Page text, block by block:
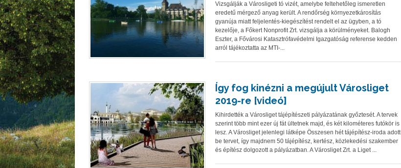
Vizsgálják a Városligeti tó vizét, amelybe feltehetőleg ismeretlen
eredetű mérgező anyag került. A rendőrség környezetkárosítás
gyanúja miatt feljelentés-kiegészítést rendelt el az ügyben, a tó
kezelője, a Főkert Nonprofit Zrt. vizsgálja a körülményeket. Balogh
Eszter, a Fővárosi Katasztrófavédelmi Igazgatóság referense kedden
arról tájékoztatta az MTI-...
Így fog kinézni a megújult Városliget
2019-re [videó]
Kihirdették a Városliget tájépítészeti pályázatának győztesét. A tervek
szerint több mint ezer új fát ültetnek majd, és két kilométeres futókör is
lesz. A Városliget jelenlegi látképe Összesen hét tájépítész-iroda adott
be tervet, így majdnem 50 tájépítész, kertész, közlekedési szakember
és építész dolgozott a pályázatban. A Városliget Zrt. a Liget ...